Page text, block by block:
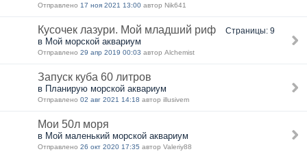
Отправлено 17 ноя 2021 13:00 автор Nik641
Кусочек лазури. Мой младший риф Страницы: 9
в Мой морской аквариум
Отправлено 29 апр 2019 00:03 автор Alchemist
Запуск куба 60 литров
в Планирую морской аквариум
Отправлено 02 авг 2021 14:18 автор illusivem
Мои 50л моря
в Мой маленький морской аквариум
Отправлено 26 окт 2020 17:35 автор Valeriy88